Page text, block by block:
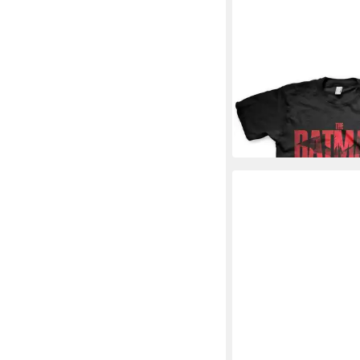
BATMAN
T-Shirt Big Tall T-Shirt
31,59 €